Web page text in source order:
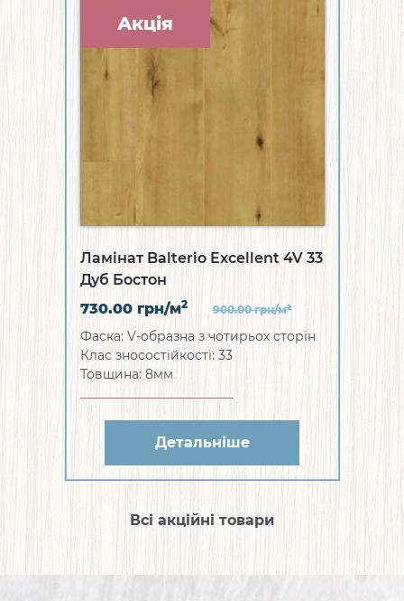
Акція
Ламінат Balterio Excellent 4V 33
Дуб Бостон
730.00 грн/м2 900.00грн/м2
Фаска: V-образна з чотирьох сторін
Клас зносостійкості: 33
Товщина: 8мм
Детальніше
Всі акційні товари